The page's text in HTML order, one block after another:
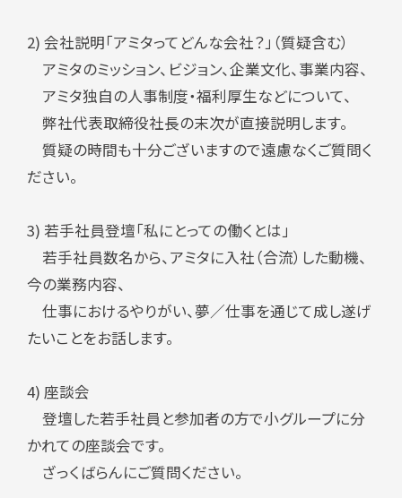
2) 会社説明「アミタってどんな会社？」（質疑含む）
アミタのミッション、ビジョン、企業文化、事業内容、
アミタ独自の人事制度・福利厚生などについて、
弊社代表取締役社長の末次が直接説明します。
質疑の時間も十分ございますので遠慮なくご質問く
ださい。
3) 若手社員登壇「私にとっての働くとは」
若手社員数名から、アミタに入社（合流）した動機、
今の業務内容、
仕事におけるやりがい、夢／仕事を通じて成し遂げ
たいことをお話します。
4) 座談会
登壇した若手社員と参加者の方で小グループに分
かれての座談会です。
ざっくばらんにご質問ください。